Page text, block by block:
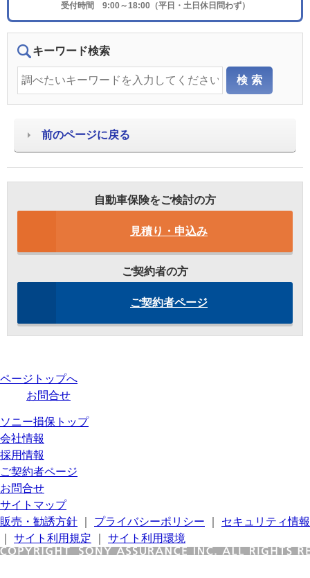
受付時間 9:00～18:00（平日・土日休日問わず）
キーワード検索
前のページに戻る
自動車保険をご検討の方
見積り・申込み
ご契約者の方
ご契約者ページ
ページトップへ
お問合せ
ソニー損保トップ
会社情報
採用情報
ご契約者ページ
お問合せ
サイトマップ
販売・勧誘方針
プライバシーポリシー
セキュリティ情報
サイト利用規定 サイト利用環境